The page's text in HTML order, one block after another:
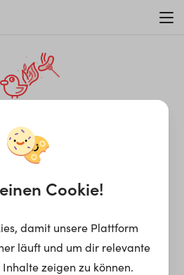
Seite nicht
kann nicht gefunden werden.
bestimmten Begriff suchen?
Cookie!
damit unsere Plattform
läuft und um dir relevante
zeigen zu können.